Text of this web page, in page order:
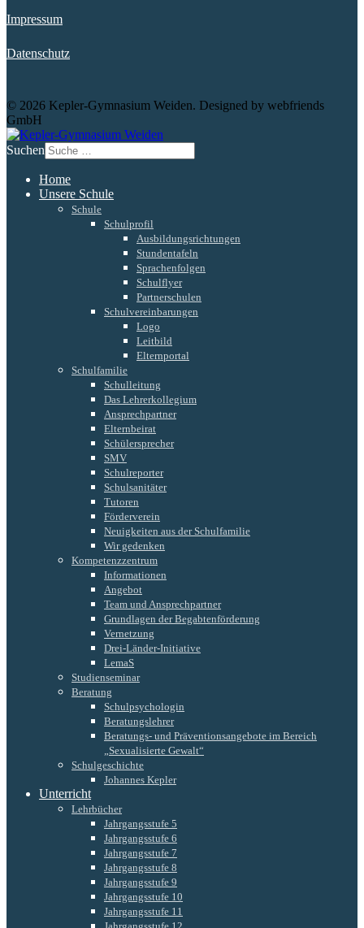
Impressum
Datenschutz
© 2026 Kepler-Gymnasium Weiden. Designed by webfriends
GmbH
Suchen
Home
Unsere Schule
Schule
Schulprofil
Ausbildungsrichtungen
Stundentafeln
Sprachenfolgen
Schulflyer
Partnerschulen
Schulvereinbarungen
Logo
Leitbild
Elternportal
Schulfamilie
Schulleitung
Das Lehrerkollegium
Ansprechpartner
Elternbeirat
Schülersprecher
SMV
Schulreporter
Schulsanitäter
Tutoren
Förderverein
Neuigkeiten aus der Schulfamilie
Wir gedenken
Kompetenzzentrum
Informationen
Angebot
Team und Ansprechpartner
Grundlagen der Begabtenförderung
Vernetzung
Drei-Länder-Initiative
LemaS
Studienseminar
Beratung
Schulpsychologin
Beratungslehrer
Beratungs- und Präventionsangebote im Bereich
„Sexualisierte Gewalt“
Schulgeschichte
Johannes Kepler
Unterricht
Lehrbücher
Jahrgangsstufe 5
Jahrgangsstufe 6
Jahrgangsstufe 7
Jahrgangsstufe 8
Jahrgangsstufe 9
Jahrgangsstufe 10
Jahrgangsstufe 11